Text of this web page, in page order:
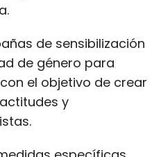
de sensibilización
de género para
el objetivo de crear
y